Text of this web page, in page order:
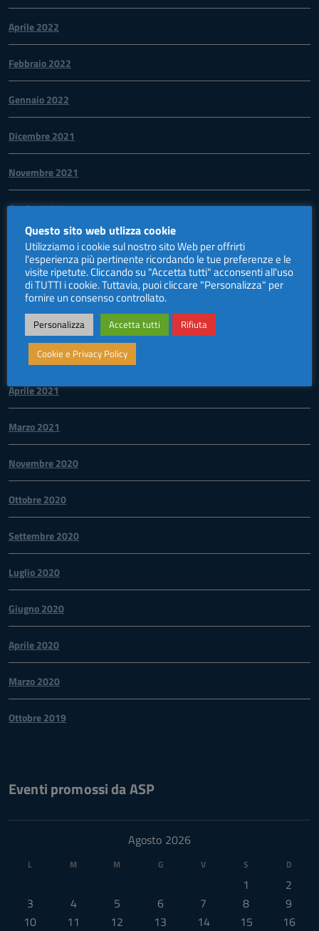
Aprile 2022
Febbraio 2022
Gennaio 2022
Dicembre 2021
Novembre 2021
Ottobre 2021
Settembre 2021
Agosto 2021
Giugno 2021
Maggio 2021
Aprile 2021
Marzo 2021
Novembre 2020
Ottobre 2020
Settembre 2020
Luglio 2020
Giugno 2020
Aprile 2020
Marzo 2020
Ottobre 2019
Eventi promossi da ASP
Agosto 2026
L M M G V S D
1
2
3
4 5 6 7 8
9
10
11 12 13 14 15
16
Questo sito web utlizza cookie
Utilizziamo i cookie sul nostro sito Web per offrirti
l'esperienza più pertinente ricordando le tue preferenze e le
visite ripetute. Cliccando su "Accetta tutti" acconsenti all'uso
di TUTTI i cookie. Tuttavia, puoi cliccare "Personalizza" per
fornire un consenso controllato.
Personalizza Accetta tutti Rifiuta
Cookie e Privacy Policy